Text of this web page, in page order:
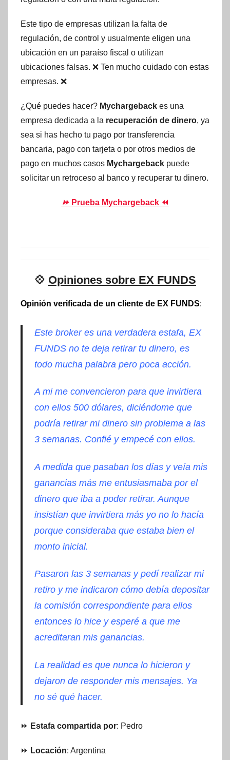
Este tipo de empresas utilizan la falta de
regulación, de control y usualmente eligen una
ubicación en un paraíso fiscal o utilizan
ubicaciones falsas. ❌ Ten mucho cuidado con estas
empresas. ❌
¿Qué puedes hacer? Mychargeback es una
empresa dedicada a la recuperación de dinero, ya
sea si has hecho tu pago por transferencia
bancaria, pago con tarjeta o por otros medios de
pago en muchos casos Mychargeback puede
solicitar un retroceso al banco y recuperar tu dinero.
⏩ Prueba Mychargeback ⏪
💠 Opiniones sobre EX FUNDS
Opinión verificada de un cliente de EX FUNDS:
Este broker es una verdadera estafa, EX
FUNDS no te deja retirar tu dinero, es
todo mucha palabra pero poca acción.
A mi me convencieron para que invirtiera
con ellos 500 dólares, diciéndome que
podría retirar mi dinero sin problema a las
3 semanas. Confié y empecé con ellos.
A medida que pasaban los días y veía mis
ganancias más me entusiasmaba por el
dinero que iba a poder retirar. Aunque
insistían que invirtiera más yo no lo hacía
porque consideraba que estaba bien el
monto inicial.
Pasaron las 3 semanas y pedí realizar mi
retiro y me indicaron cómo debía depositar
la comisión correspondiente para ellos
entonces lo hice y esperé a que me
acreditaran mis ganancias.
La realidad es que nunca lo hicieron y
dejaron de responder mis mensajes. Ya
no sé qué hacer.
⏩ Estafa compartida por: Pedro
⏩ Locación: Argentina